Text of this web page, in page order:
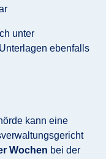
unter
ebenfalls
kann eine
Wochen bei der